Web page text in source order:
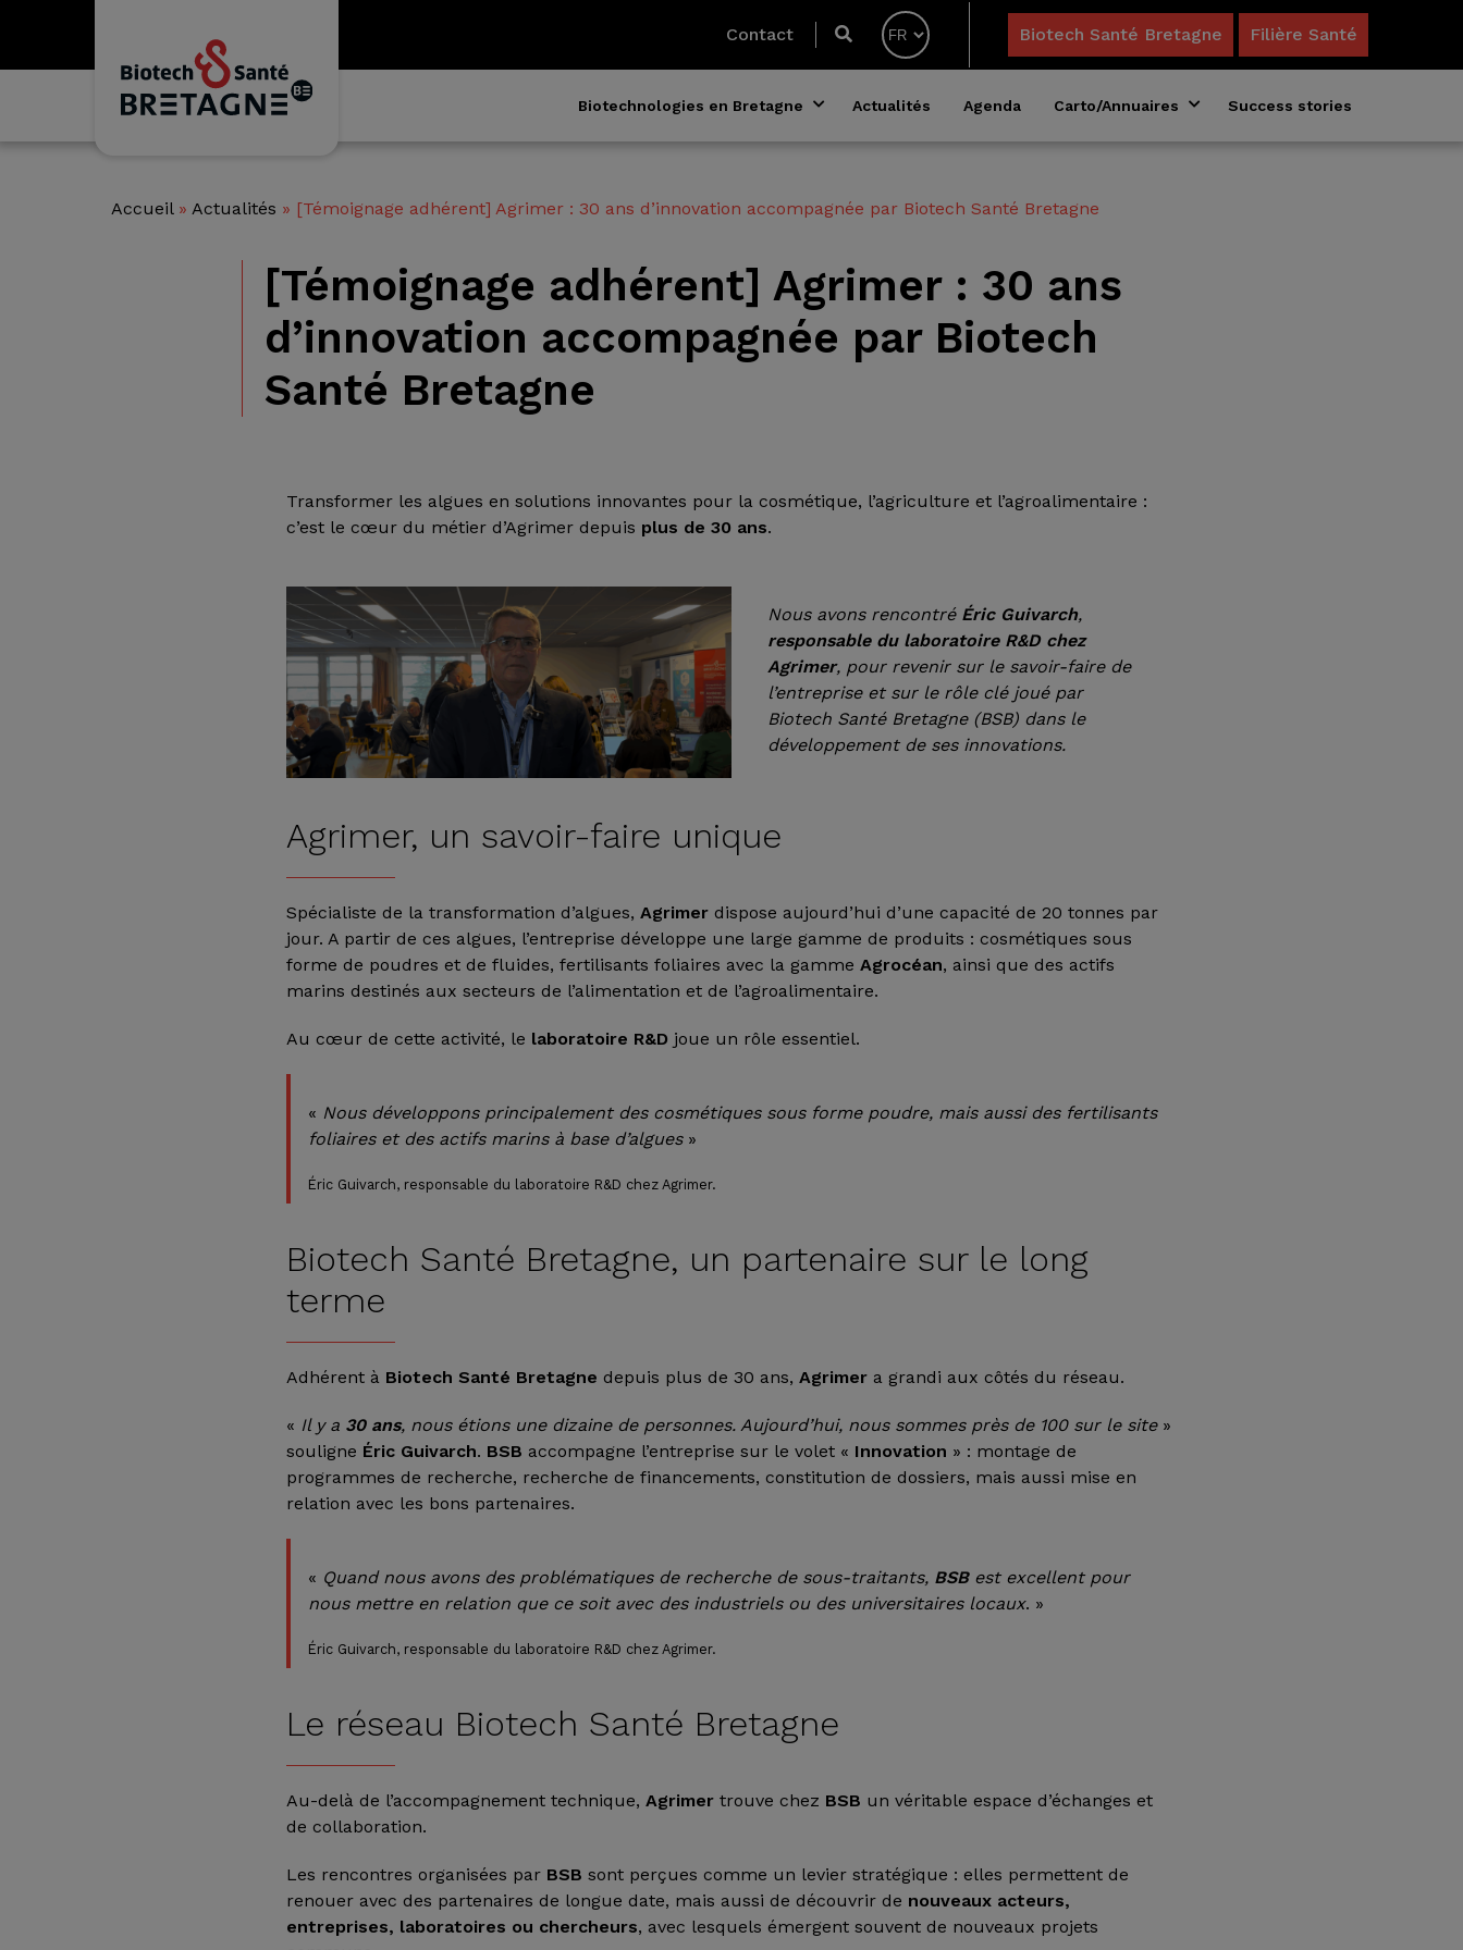
Contact Biotech Santé Bretagne Filière Santé
Biotechnologies en Bretagne Actualités Agenda Carto/Annuaires Success stories
Accueil» Actualités » [Témoignage adhérent] Agrimer : 30 ans d’innovation accompagnée par Biotech Santé Bretagne
[Témoignage adhérent] Agrimer : 30 ans
d’innovation accompagnée par Biotech
Santé Bretagne
Transformer les algues en solutions innovantes pour la cosmétique, l’agriculture et l’agroalimentaire :
c’est le cœur du métier d’Agrimer depuis plus de 30 ans.
Nous avons rencontré Éric Guivarch,
responsable du laboratoire R&D chez
Agrimer, pour revenir sur le savoir-faire de
l’entreprise et sur le rôle clé joué par
Biotech Santé Bretagne (BSB) dans le
développement de ses innovations.
Agrimer, un savoir-faire unique
Spécialiste de la transformation d’algues,Agrimer dispose aujourd’hui d’une capacité de 20 tonnes par
jour. A partir de ces algues, l’entreprise développe une large gamme de produits : cosmétiques sous
forme de poudres et de fluides, fertilisants foliaires avec la gammeAgrocéan, ainsi que des actifs
marins destinés aux secteurs de l’alimentation et de l’agroalimentaire.
Au cœur de cette activité, le laboratoire R&D joue un rôle essentiel.
« Nous développons principalement des cosmétiques sous forme poudre, mais aussi des fertilisants
foliaires et des actifs marins à base d’algues»
Éric Guivarch, responsable du laboratoire R&D chez Agrimer.
Biotech Santé Bretagne, un partenaire sur le long
terme
Adhérent à Biotech Santé Bretagne depuis plus de 30 ans,Agrimer a grandi aux côtés du réseau.
« Il y a 30 ans, nous étions une dizaine de personnes. Aujourd’hui, nous sommes près de 100 sur le site»
souligne Éric Guivarch. BSB accompagne l’entreprise sur le volet « Innovation » : montage de
programmes de recherche, recherche de financements, constitution de dossiers, mais aussi mise en
relation avec les bons partenaires.
« Quand nous avons des problématiques de recherche de sous-traitants, BSB est excellent pour
nous mettre en relation que ce soit avec des industriels ou des universitaires locaux. »
Éric Guivarch, responsable du laboratoire R&D chez Agrimer.
Le réseau Biotech Santé Bretagne
Au-delà de l’accompagnement technique,Agrimertrouve chez BSB un véritable espace d’échanges et
de collaboration.
Les rencontres organisées par BSBsont perçues comme un levier stratégique : elles permettent de
renouer avec des partenaires de longue date, mais aussi de découvrir de nouveaux acteurs,
entreprises, laboratoires ou chercheurs, avec lesquels émergent souvent de nouveaux projets